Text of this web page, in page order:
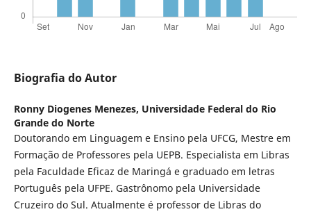
Biografia do Autor
Ronny Diogenes Menezes, Universidade Federal do Rio
Grande do Norte
Doutorando em Linguagem e Ensino pela UFCG, Mestre em
Formação de Professores pela UEPB. Especialista em Libras
pela Faculdade Eficaz de Maringá e graduado em letras
Português pela UFPE. Gastrônomo pela Universidade
Cruzeiro do Sul. Atualmente é professor de Libras do